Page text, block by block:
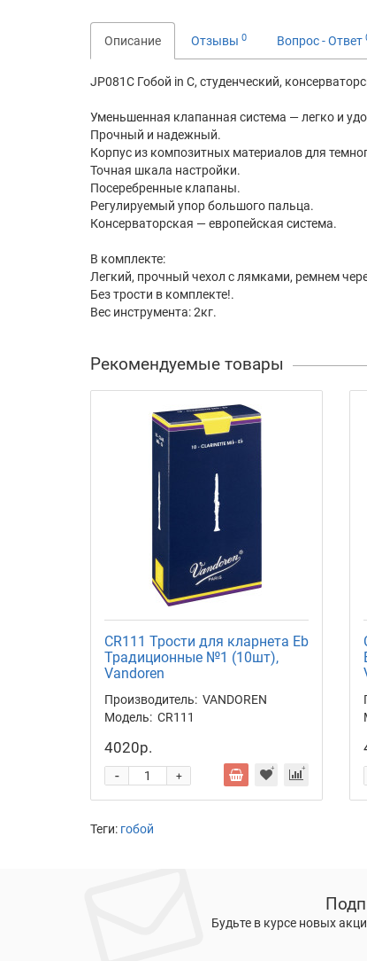
Описание Отзывы 0 Вопрос - Ответ
JP081C Гобой in C, студенческий,
Уменьшенная клапанная система — легко и
Прочный и надежный.
Корпус из композитных материалов для
Точная шкала настройки.
Посеребренные клапаны.
Регулируемый упор большого пальца.
Консерваторская — европейская система.
В комплекте:
Легкий, прочный чехол с лямками, ремнем
Без трости в комплекте!.
Вес инструмента: 2кг.
Рекомендуемые товары
CR111 Трости для кларнета Eb
Традиционные №1 (10шт),
Vandoren
Производитель: VANDOREN
Модель: CR111
4020р.
+
-
Теги: гобой
Будьте в курсе новых